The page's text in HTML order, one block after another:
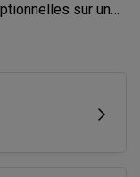
sur une